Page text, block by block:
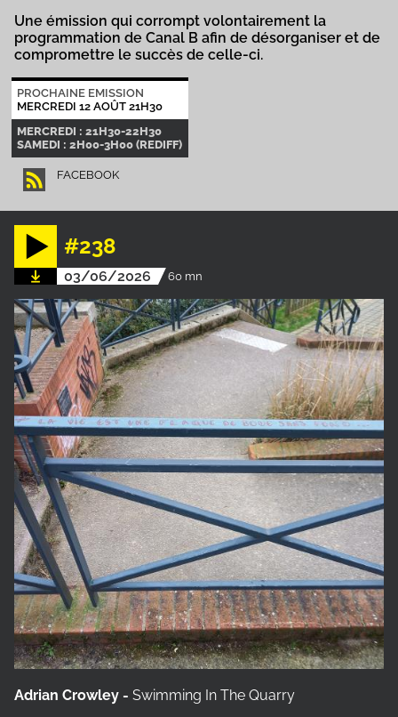
Une émission qui corrompt volontairement la
programmation de Canal B afin de désorganiser et de
compromettre le succès de celle-ci.
PROCHAINE EMISSION
MERCREDI 12 AOÛT 21H30
MERCREDI : 21H30-22H30
SAMEDI : 2H00-3H00 (REDIFF)
FACEBOOK
#238
03/06/2026 60 mn
Adrian Crowley - Swimming In The Quarry